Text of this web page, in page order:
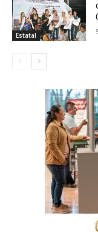
Estatal